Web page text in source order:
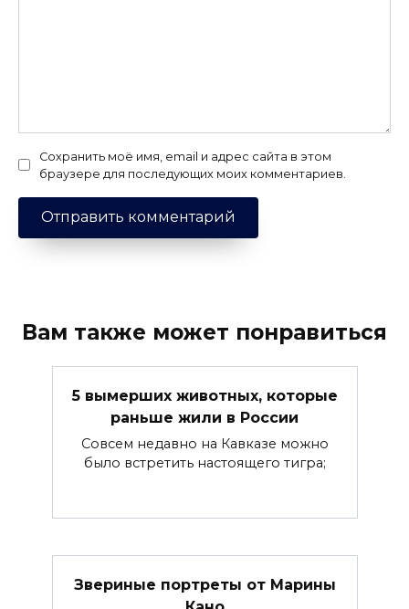
Сохранить моё имя, email и адрес сайта в этом
браузере для последующих моих комментариев.
Вам также может понравиться
5 вымерших животных, которые
раньше жили в России
Совсем недавно на Кавказе можно
было встретить настоящего тигра;
Звериные портреты от Марины